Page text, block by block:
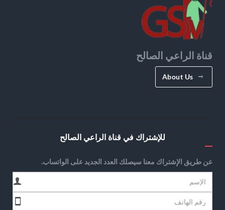
قناة الراعي الصالح
About Us
للإشتراك في قناة الراعي الصالح
عن طريق الإشتراك معنا سيصلك العدد الجديد على الواتساب.